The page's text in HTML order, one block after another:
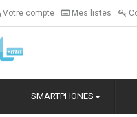
Votre compte Mes listes
SMARTPHONES